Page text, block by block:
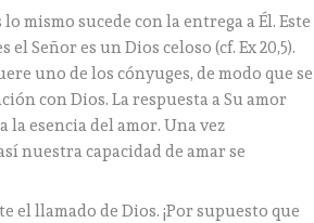
mismo sucede con la entrega a Él. Este
Señor es un Dios celoso (cf. Ex 20,5).
uno de los cónyuges, de modo que se
con Dios. La respuesta a Su amor
esencia del amor. Una vez
nuestra capacidad de amar se
el llamado de Dios. ¡Por supuesto que